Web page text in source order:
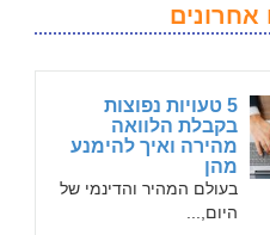
5 טעויות נפוצות
בקבלת הלוואה
מהירה ואיך להימנע
מהן
בעולם המהיר והדינמי של
היום,...